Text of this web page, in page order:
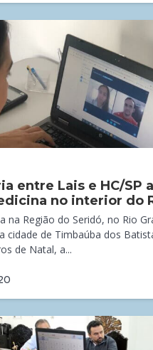
entre Lais e HC/SP
no interior do
na Região do Seridó, no Rio
cidade de Timbaúba dos
de Natal, a...